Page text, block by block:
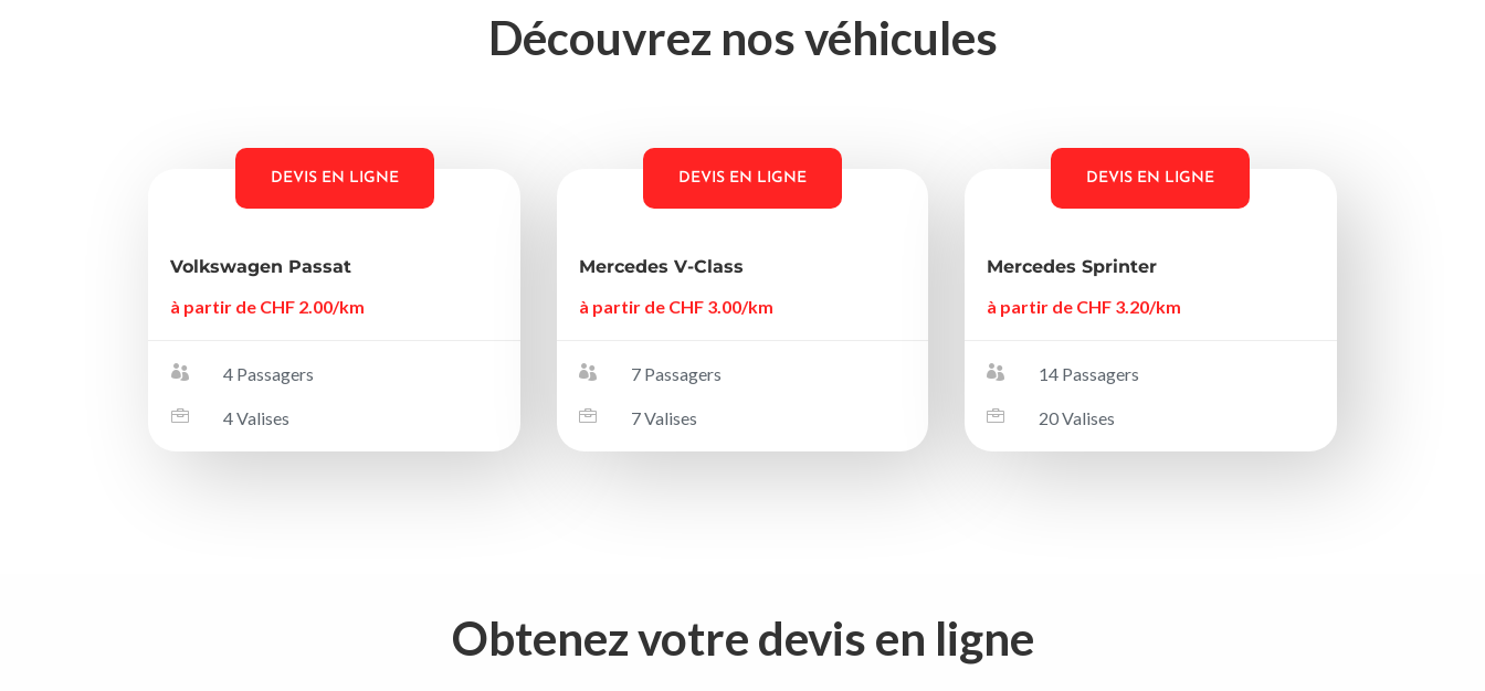
Découvrez nos véhicules
DEVIS EN LIGNE
Volkswagen Passat
à partir de CHF 2.00/km
 4 Passagers
 4 Valises
DEVIS EN LIGNE
Mercedes V-Class
à partir de CHF 3.00/km
 7 Passagers
 7 Valises
DEVIS EN LIGNE
Mercedes Sprinter
à partir de CHF 3.20/km
 14 Passagers
 20 Valises
Obtenez votre devis en ligne